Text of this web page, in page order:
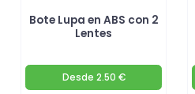
Bote Lupa en ABS con 2
Lentes
Desde 2.50 €